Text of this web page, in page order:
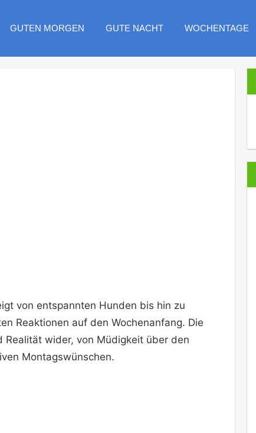
GUTEN MORGEN GUTE NACHT WOCHENTAGE
von entspannten Hunden bis hin zu
Reaktionen auf den Wochenanfang. Die
Realität wider, von Müdigkeit über den
Montagswünschen.